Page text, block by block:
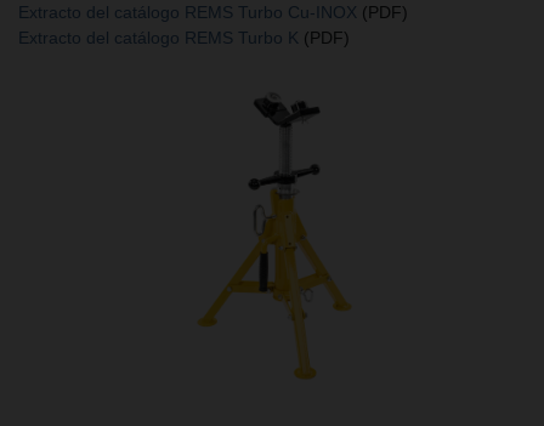
Extracto del catálogo REMS Turbo Cu-INOX (PDF)
Extracto del catálogo REMS Turbo K (PDF)